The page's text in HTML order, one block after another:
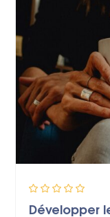
Développer